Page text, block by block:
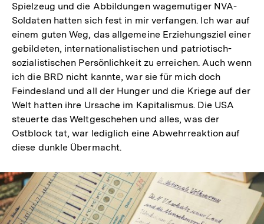
Spielzeug und die Abbildungen wagemutiger NVA-
Soldaten hatten sich fest in mir verfangen. Ich war auf
einem guten Weg, das allgemeine Erziehungsziel einer
gebildeten, internationalistischen und patriotisch-
sozialistischen Persönlichkeit zu erreichen. Auch wenn
ich die BRD nicht kannte, war sie für mich doch
Feindesland und all der Hunger und die Kriege auf der
Welt hatten ihre Ursache im Kapitalismus. Die USA
steuerte das Weltgeschehen und alles, was der
Ostblock tat, war lediglich eine Abwehrreaktion auf
diese dunkle Übermacht.